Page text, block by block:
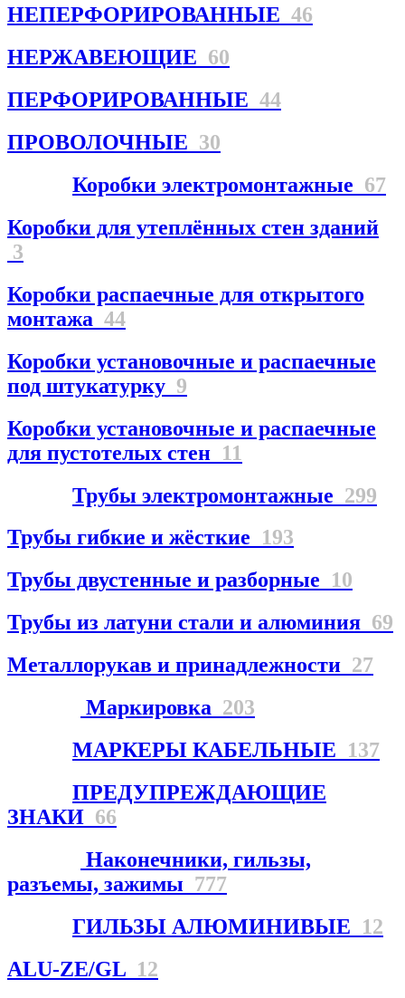
НЕПЕРФОРИРОВАННЫЕ 46
НЕРЖАВЕЮЩИЕ 60
ПЕРФОРИРОВАННЫЕ 44
ПРОВОЛОЧНЫЕ 30
Коробки электромонтажные 67
Коробки для утеплённых стен зданий
3
Коробки распаечные для открытого
монтажа 44
Коробки установочные и распаечные
под штукатурку 9
Коробки установочные и распаечные
для пустотелых стен 11
Трубы электромонтажные 299
Трубы гибкие и жёсткие 193
Трубы двустенные и разборные 10
Трубы из латуни стали и алюминия 69
Металлорукав и принадлежности 27
Маркировка 203
МАРКЕРЫ КАБЕЛЬНЫЕ 137
ПРЕДУПРЕЖДАЮЩИЕ
ЗНАКИ 66
Наконечники, гильзы,
разъемы, зажимы 777
ГИЛЬЗЫ АЛЮМИНИВЫЕ 12
ALU-ZE/GL 12